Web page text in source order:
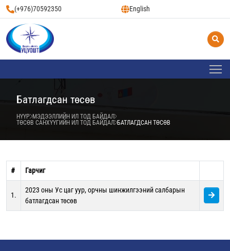
(+976)70592350 English
Батлагдсан төсөв
НҮҮР МЭДЭЭЛЛИЙН ИЛ ТОД БАЙДАЛ
ТӨСӨВ САНХҮҮГИЙН ИЛ ТОД БАЙДАЛ БАТЛАГДСАН ТӨСӨВ
# Гарчиг
1.
2023 оны Ус цаг уур, орчны шинжилгээний салбарын
батлагдсан төсөв